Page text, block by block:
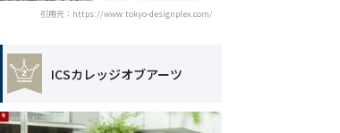
引用元：https://www.tokyo-designplex.com/
ICSカレッジオブアーツ